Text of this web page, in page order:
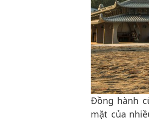
Đồng hành
mặt của